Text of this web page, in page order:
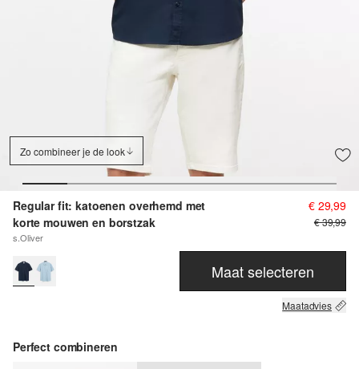
Zo combineer je de look
Regular fit: katoenen overhemd met
korte mouwen en borstzak
s.Oliver
€ 29,99
€ 39,99
Maat selecteren
Maatadvies
Perfect combineren